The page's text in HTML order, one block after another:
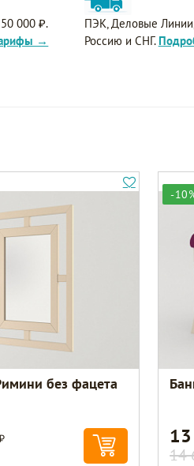
000 ₽.
→
ПЭК, Деловые
Россию и СНГ.
без фацета
-
14